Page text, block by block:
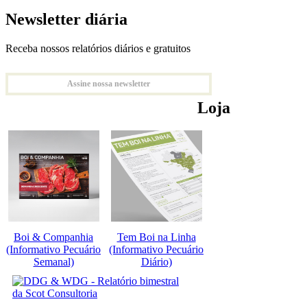
Newsletter diária
Receba nossos relatórios diários e gratuitos
Assine nossa newsletter
Loja
Boi & Companhia
(Informativo Pecuário
Semanal)
Tem Boi na Linha
(Informativo Pecuário
Diário)